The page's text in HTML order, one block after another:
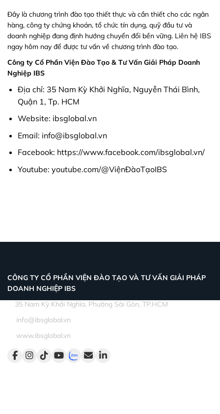
Đây là chương trình đào tạo thiết thực và cần thiết cho các ngân
hàng, công ty chứng khoán, tổ chức tín dụng, quỹ đầu tư và
doanh nghiệp đang định hướng chuyển đổi bền vững. Liên hệ IBS
ngay hôm nay để được tư vấn về chương trình đào tạo.
Công ty Cổ Phần Viện Đào Tạo & Tư Vấn Giải Pháp Doanh
Nghiệp IBS
Địa chỉ: 35 Nam Kỳ Khởi Nghĩa, Nguyễn Thái Bình,
Quận 1, Tp. HCM
Website: ibsglobal.vn
Email: info@ibsglobal.vn
Facebook: https://www.facebook.com/ibsglobal.vn/
Youtube: youtube.com/@ViệnĐàoTạoIBS
CÔNG TY CỔ PHẦN VIỆN ĐÀO TẠO VÀ TƯ VẤN GIẢI PHÁP
DOANH NGHIỆP IBS
35 Nam Kỳ Khởi Nghĩa, Phường Sài Gòn, TP.HCM
info@ibsglobal.vn
www.ibsglobal.vn